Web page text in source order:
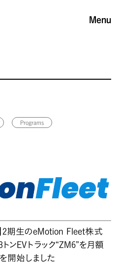
Menu
Programs
2期生のeMotion Fleet株式
ンEVトラック“ZM6”を月額
開始しました